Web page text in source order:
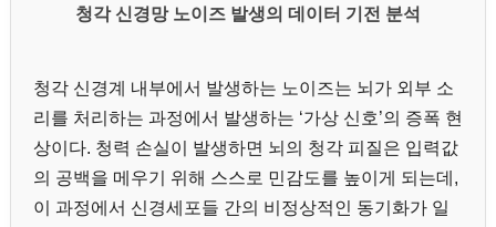
청각 신경망 노이즈 발생의 데이터 기전 분석
청각 신경계 내부에서 발생하는 노이즈는 뇌가 외부 소
리를 처리하는 과정에서 발생하는 ‘가상 신호’의 증폭 현
상이다. 청력 손실이 발생하면 뇌의 청각 피질은 입력값
의 공백을 메우기 위해 스스로 민감도를 높이게 되는데,
이 과정에서 신경세포들 간의 비정상적인 동기화가 일